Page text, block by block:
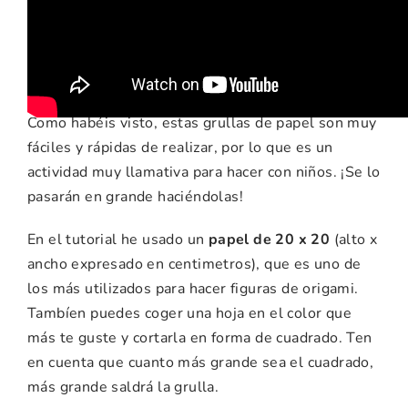
Como habéis visto, estas grullas de papel son muy
fáciles y rápidas de realizar, por lo que es un
actividad muy llamativa para hacer con niños. ¡Se lo
pasarán en grande haciéndolas!
En el tutorial he usado un papel de 20 x 20 (alto x
ancho expresado en centimetros), que es uno de
los más utilizados para hacer figuras de origami.
Tambíen puedes coger una hoja en el color que
más te guste y cortarla en forma de cuadrado. Ten
en cuenta que cuanto más grande sea el cuadrado,
más grande saldrá la grulla.